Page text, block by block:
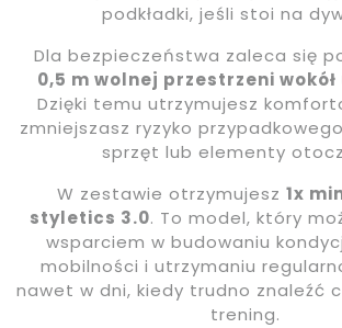
podkładki, jeśli stoi na
Dla bezpieczeństwa zaleca się
0,5 m wolnej przestrzeni
Dzięki temu utrzymujesz
zmniejszasz ryzyko
sprzęt lub elementy
W zestawie otrzymujesz 1x
styletics 3.0. To model, który
wsparciem w budowaniu
mobilności i utrzymaniu
nawet w dni, kiedy trudno znaleźć
trening.